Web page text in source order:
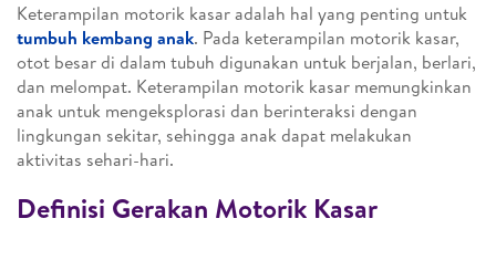
Keterampilan motorik kasar adalah hal yang penting untuk
tumbuh kembang anak. Pada keterampilan motorik kasar,
otot besar di dalam tubuh digunakan untuk berjalan, berlari,
dan melompat. Keterampilan motorik kasar memungkinkan
anak untuk mengeksplorasi dan berinteraksi dengan
lingkungan sekitar, sehingga anak dapat melakukan
aktivitas sehari-hari.
Definisi Gerakan Motorik Kasar